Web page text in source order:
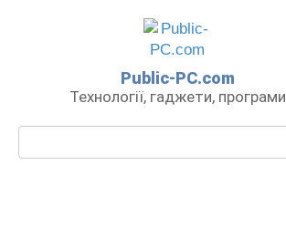
Public-PC.com
Технології, гаджети, програми